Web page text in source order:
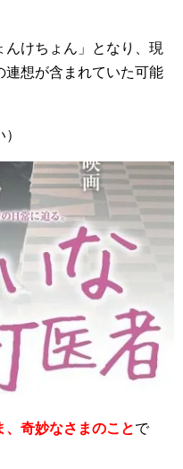
けちょん」となり、現
連想が含まれていた可能
、奇妙なさまのことで